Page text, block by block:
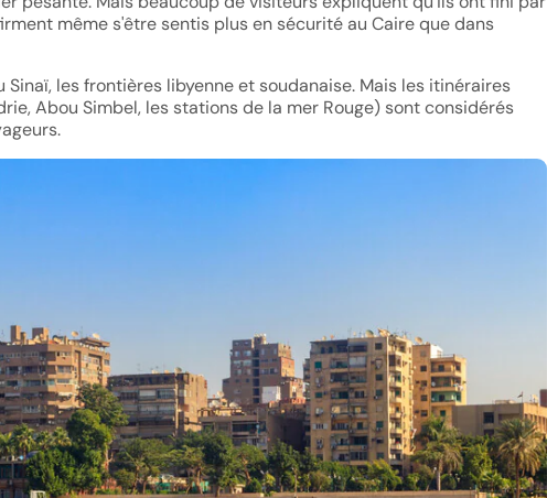
même s'être sentis plus en sécurité au Caire que dans
les frontières libyenne et soudanaise. Mais les itinéraires
Abou Simbel, les stations de la mer Rouge) sont considérés